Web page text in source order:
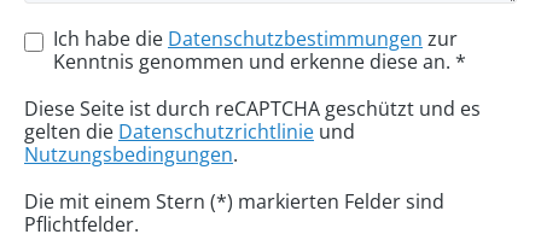
Ich habe die Datenschutzbestimmungen zur
Kenntnis genommen und erkenne diese an. *
Diese Seite ist durch reCAPTCHA geschützt und es
gelten die Datenschutzrichtlinie und
Nutzungsbedingungen.
Die mit einem Stern (*) markierten Felder sind
Pflichtfelder.